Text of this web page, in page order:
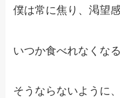
僕は常に焦り、渇望感
いつか食べれなくな
そうならないように